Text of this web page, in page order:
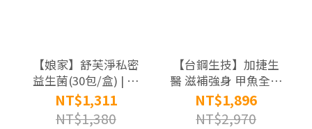
【娘家】舒芙淨私密
益生菌(30包/盒) | 女
性私密保養 法國專利
酵母菌
NT$1,311
NT$1,380
【台鋼生技】加捷生
醫 滋補強身 甲魚全沛
膠囊(30粒/瓶) 3瓶組
NT$1,896
NT$2,970